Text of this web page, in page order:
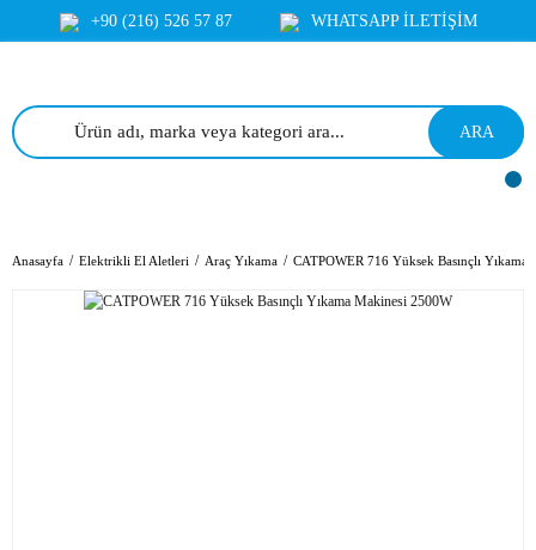
+90 (216) 526 57 87 WHATSAPP İLETİŞİM
ARA
Anasayfa Elektrikli El Aletleri Araç Yıkama CATPOWER 716 Yüksek Basınçlı